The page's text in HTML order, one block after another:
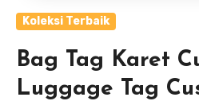
Koleksi Terbaik
Bag Tag Karet
Luggage Tag Custom